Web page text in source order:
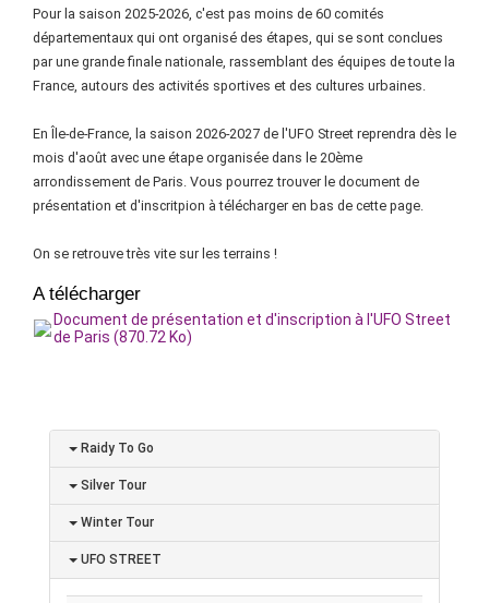
Pour la saison 2025-2026, c'est pas moins de 60 comités
départementaux qui ont organisé des étapes, qui se sont conclues
par une grande finale nationale, rassemblant des équipes de toute la
France, autours des activités sportives et des cultures urbaines.
En Île-de-France, la saison 2026-2027 de l'UFO Street reprendra dès le
mois d'août avec une étape organisée dans le 20ème
arrondissement de Paris. Vous pourrez trouver le document de
présentation et d'inscritpion à télécharger en bas de cette page.
On se retrouve très vite sur les terrains !
A télécharger
Document de présentation et d'inscription à l'UFO Street
de Paris (870.72 Ko)
Raidy To Go
Silver Tour
Winter Tour
UFO STREET